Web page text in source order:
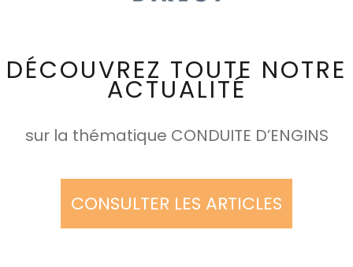
DÉCOUVREZ TOUTE NOTRE
ACTUALITÉ
sur la thématique CONDUITE D’ENGINS
CONSULTER LES ARTICLES